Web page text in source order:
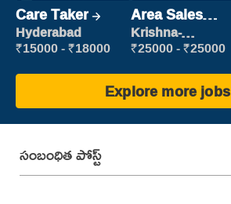
Care Taker
Hyderabad
₹15000 - ₹18000
Area Sales
Manager (Field
Sales)
Krishna-
vijayawada
₹25000 - ₹25000
Explore more jobs
సంబంధిత పోస్ట్